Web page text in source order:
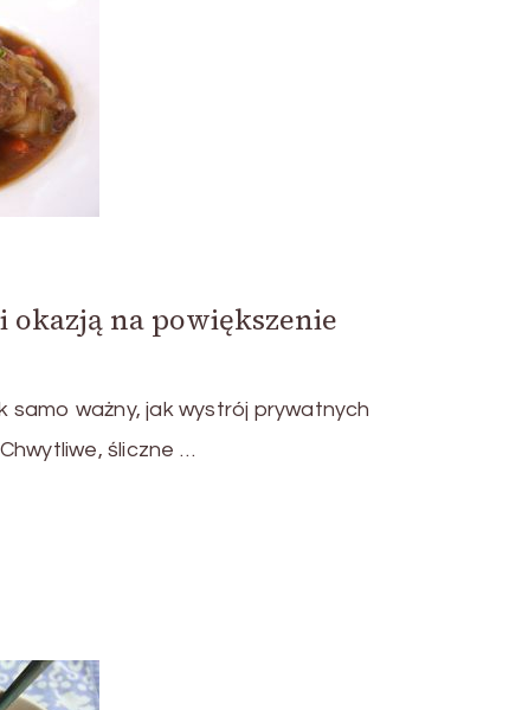
na powiększenie
ważny, jak wystrój prywatnych
śliczne …